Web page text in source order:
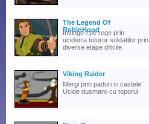
The Legend Of
RobinHood
Invinge-l pe rege prin
uciderra tuturor soldatilor prin
diverse etape dificile.
Viking Raider
Mergi prin paduri si castele.
Ucide dusmanii cu toporul.